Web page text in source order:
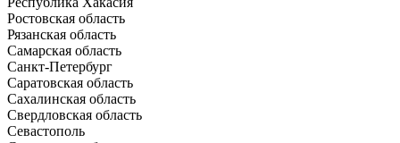
Ростовская область
Рязанская область
Самарская область
Санкт-Петербург
Саратовская область
Сахалинская область
Свердловская область
Севастополь